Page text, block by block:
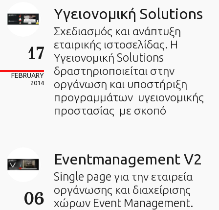
17
FEBRUARY
2014
Υγειονομική Solutions
Σχεδιασμός και ανάπτυξη
εταιρικής ιστοσελίδας. Η
Υγειονομική Solutions
δραστηριοποιείται στην
οργάνωση και υποστήριξη
προγραμμάτων υγειονομικής
προστασίας με σκοπό
06
Eventmanagement V2
Single page για την εταιρεία
οργάνωσης και διαχείρισης
χώρων Event Management.